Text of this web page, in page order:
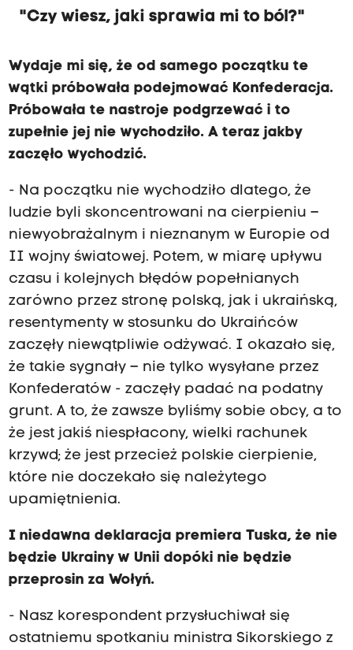
"Czy wiesz, jaki sprawia mi to ból?"
Wydaje mi się, że od samego początku te
wątki próbowała podejmować Konfederacja.
Próbowała te nastroje podgrzewać i to
zupełnie jej nie wychodziło. A teraz jakby
zaczęło wychodzić.
- Na początku nie wychodziło dlatego, że
ludzie byli skoncentrowani na cierpieniu –
niewyobrażalnym i nieznanym w Europie od
II wojny światowej. Potem, w miarę upływu
czasu i kolejnych błędów popełnianych
zarówno przez stronę polską, jak i ukraińską,
resentymenty w stosunku do Ukraińców
zaczęły niewątpliwie odżywać. I okazało się,
że takie sygnały – nie tylko wysyłane przez
Konfederatów - zaczęły padać na podatny
grunt. A to, że zawsze byliśmy sobie obcy, a to
że jest jakiś niespłacony, wielki rachunek
krzywd; że jest przecież polskie cierpienie,
które nie doczekało się należytego
upamiętnienia.
I niedawna deklaracja premiera Tuska, że nie
będzie Ukrainy w Unii dopóki nie będzie
przeprosin za Wołyń.
- Nasz korespondent przysłuchiwał się
ostatniemu spotkaniu ministra Sikorskiego z